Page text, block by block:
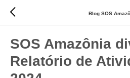
Blog SOS
SOS Amazônia
Relatório de